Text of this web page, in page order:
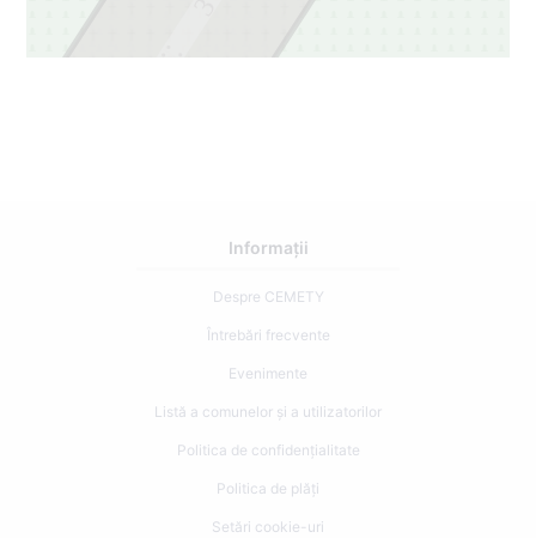
Informații
Despre CEMETY
Întrebări frecvente
Evenimente
Listă a comunelor și a utilizatorilor
Politica de confidențialitate
Politica de plăți
Setări cookie-uri